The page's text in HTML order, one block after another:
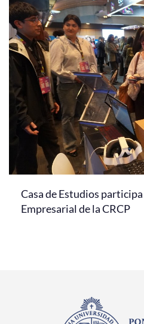
Casa de Estudios
Empresarial de la CRCP